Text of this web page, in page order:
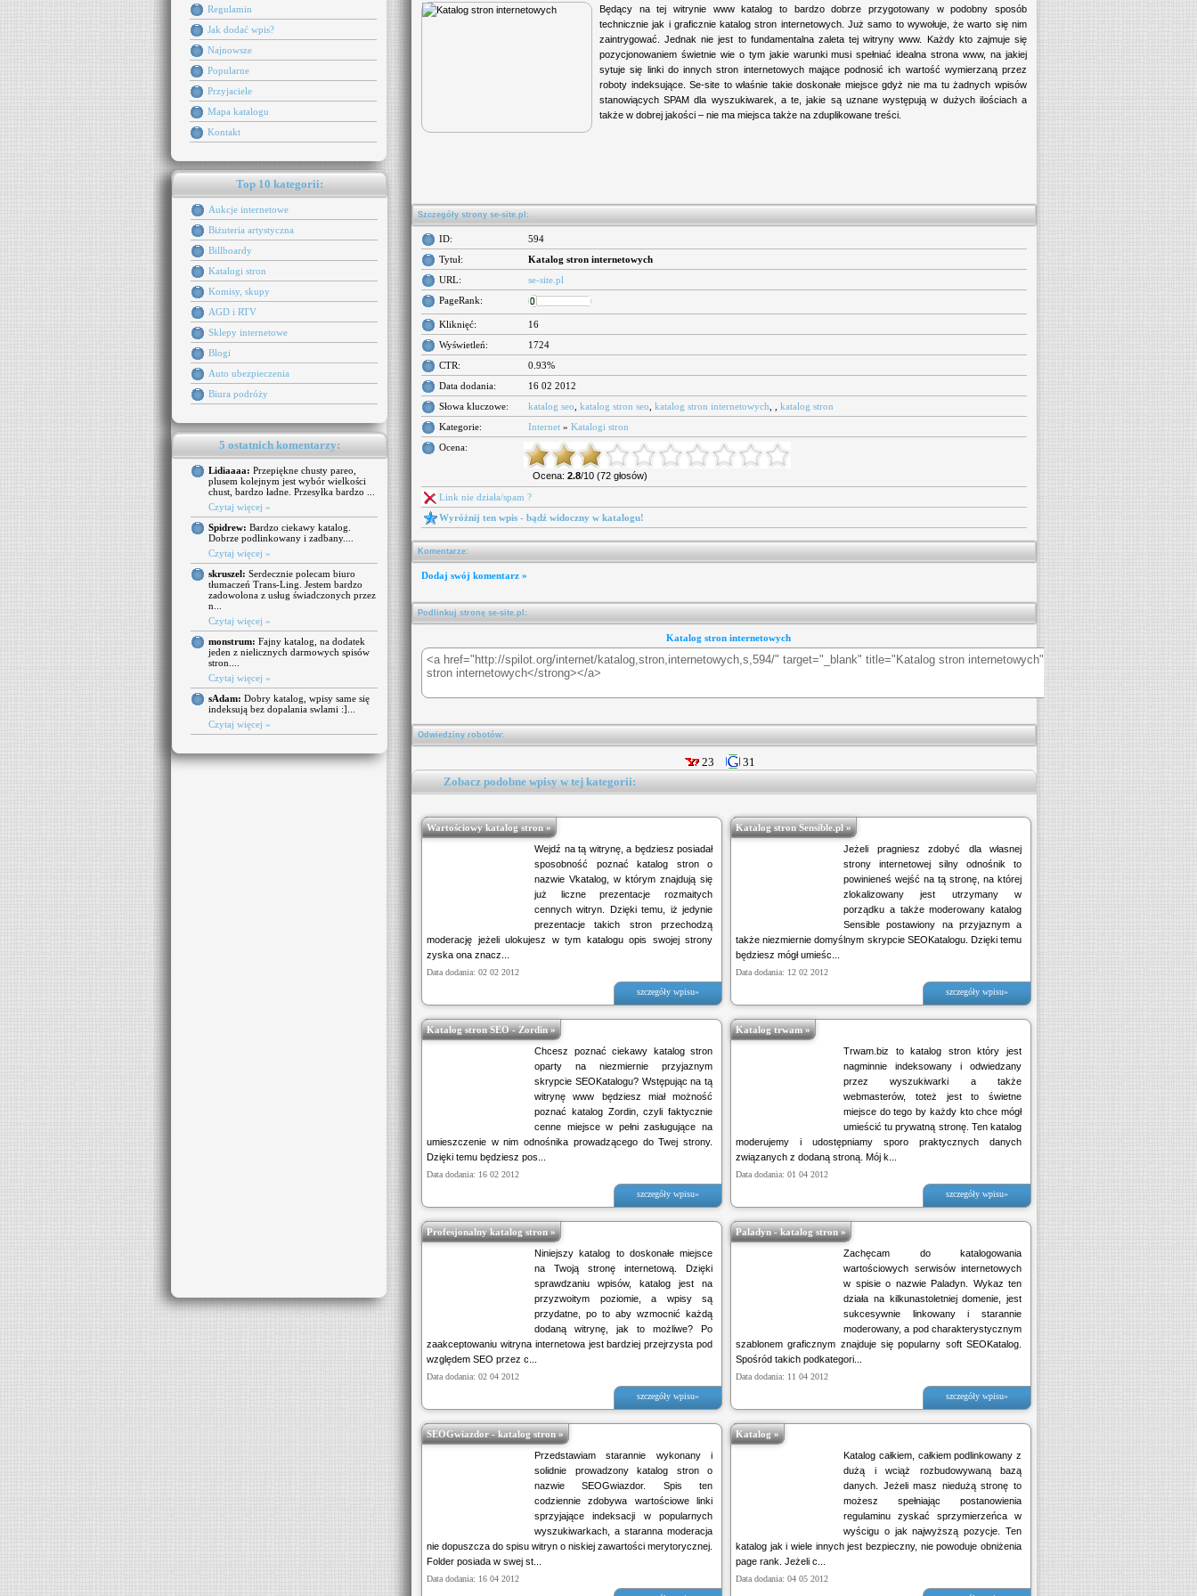
Regulamin
Jak dodać wpis?
Najnowsze
Popularne
Przyjaciele
Mapa katalogu
Kontakt
Top 10 kategorii:
Aukcje internetowe
Biżuteria artystyczna
Billboardy
Katalogi stron
Komisy, skupy
AGD i RTV
Sklepy internetowe
Blogi
Auto ubezpieczenia
Biura podróży
5 ostatnich komentarzy:
Lidiaaaa: Przepiękne chusty pareo,
plusem kolejnym jest wybór wielkości
chust, bardzo ładne. Przesyłka bardzo ...
Czytaj więcej »
Spidrew: Bardzo ciekawy katalog.
Dobrze podlinkowany i zadbany....
Czytaj więcej »
skruszel: Serdecznie polecam biuro
tłumaczeń Trans-Ling. Jestem bardzo
zadowolona z usług świadczonych przez
n...
Czytaj więcej »
monstrum: Fajny katalog, na dodatek
jeden z nielicznych darmowych spisów
stron....
Czytaj więcej »
sAdam: Dobry katalog, wpisy same się
indeksują bez dopalania swlami :]...
Czytaj więcej »
Będący na tej witrynie www katalog to bardzo dobrze przygotowany w podobny sposób
technicznie jak i graficznie katalog stron internetowych. Już samo to wywołuje, że warto się nim
zaintrygować. Jednak nie jest to fundamentalna zaleta tej witryny www. Każdy kto zajmuje się
pozycjonowaniem świetnie wie o tym jakie warunki musi spełniać idealna strona www, na jakiej
sytuje się linki do innych stron internetowych mające podnosić ich wartość wymierzaną przez
roboty indeksujące. Se-site to właśnie takie doskonałe miejsce gdyż nie ma tu żadnych wpisów
stanowiących SPAM dla wyszukiwarek, a te, jakie są uznane występują w dużych ilościach a
także w dobrej jakości – nie ma miejsca także na zduplikowane treści.
Szczegóły strony se-site.pl:
ID:
594
Tytuł:
Katalog stron internetowych
URL:
se-site.pl
PageRank:
Kliknięć:
16
Wyświetleń:
1724
CTR:
0.93%
Data dodania:
16 02 2012
Słowa kluczowe:
katalog seo katalog stron seo katalog stron internetowych
katalog stron
Kategorie:
Internet » Katalogi stron
Ocena:
Ocena: 2.8/10 (72 głosów)
Link nie działa/spam ?
Wyróżnij ten wpis - bądź widoczny w katalogu!
Komentarze:
Dodaj swój komentarz »
Podlinkuj stronę se-site.pl:
Katalog stron internetowych
Odwiedziny robotów:
23
31
Zobacz podobne wpisy w tej kategorii:
szczegóły wpisu»
Wartościowy katalog stron »
Wejdź na tą witrynę, a będziesz posiadał
sposobność poznać katalog stron o
nazwie Vkatalog, w którym znajdują się
już liczne prezentacje rozmaitych
cennych witryn. Dzięki temu, iż jedynie
prezentacje takich stron przechodzą
moderację jeżeli ulokujesz w tym katalogu opis swojej strony
zyska ona znacz...
Data dodania: 02 02 2012
szczegóły wpisu»
Katalog stron Sensible.pl »
Jeżeli pragniesz zdobyć dla własnej
strony internetowej silny odnośnik to
powinieneś wejść na tą stronę, na której
zlokalizowany jest utrzymany w
porządku a także moderowany katalog
Sensible postawiony na przyjaznym a
także niezmiernie domyślnym skrypcie SEOKatalogu. Dzięki temu
będziesz mógł umieśc...
Data dodania: 12 02 2012
szczegóły wpisu»
Katalog stron SEO - Zordin »
Chcesz poznać ciekawy katalog stron
oparty na niezmiernie przyjaznym
skrypcie SEOKatalogu? Wstępując na tą
witrynę www będziesz miał możność
poznać katalog Zordin, czyli faktycznie
cenne miejsce w pełni zasługujące na
umieszczenie w nim odnośnika prowadzącego do Twej strony.
Dzięki temu będziesz pos...
Data dodania: 16 02 2012
szczegóły wpisu»
Katalog trwam »
Trwam.biz to katalog stron który jest
nagminnie indeksowany i odwiedzany
przez wyszukiwarki a także
webmasterów, toteż jest to świetne
miejsce do tego by każdy kto chce mógł
umieścić tu prywatną stronę. Ten katalog
moderujemy i udostępniamy sporo praktycznych danych
związanych z dodaną stroną. Mój k...
Data dodania: 01 04 2012
szczegóły wpisu»
Profesjonalny katalog stron »
Niniejszy katalog to doskonałe miejsce
na Twoją stronę internetową. Dzięki
sprawdzaniu wpisów, katalog jest na
przyzwoitym poziomie, a wpisy są
przydatne, po to aby wzmocnić każdą
dodaną witrynę, jak to możliwe? Po
zaakceptowaniu witryna internetowa jest bardziej przejrzysta pod
względem SEO przez c...
Data dodania: 02 04 2012
szczegóły wpisu»
Paladyn - katalog stron »
Zachęcam do katalogowania
wartościowych serwisów internetowych
w spisie o nazwie Paladyn. Wykaz ten
działa na kilkunastoletniej domenie, jest
sukcesywnie linkowany i starannie
moderowany, a pod charakterystycznym
szablonem graficznym znajduje się popularny soft SEOKatalog.
Spośród takich podkategori...
Data dodania: 11 04 2012
SEOGwiazdor - katalog stron »
Przedstawiam starannie wykonany i
solidnie prowadzony katalog stron o
nazwie SEOGwiazdor. Spis ten
codziennie zdobywa wartościowe linki
sprzyjające indeksacji w popularnych
wyszukiwarkach, a staranna moderacja
nie dopuszcza do spisu witryn o niskiej zawartości merytorycznej.
Folder posiada w swej st...
Data dodania: 16 04 2012
Katalog »
Katalog całkiem, całkiem podlinkowany z
dużą i wciąż rozbudowywaną bazą
danych. Jeżeli masz niedużą stronę to
możesz spełniając postanowienia
regulaminu zyskać sprzymierzeńca w
wyścigu o jak najwyższą pozycje. Ten
katalog jak i wiele innych jest bezpieczny, nie powoduje obniżenia
page rank. Jeżeli c...
Data dodania: 04 05 2012